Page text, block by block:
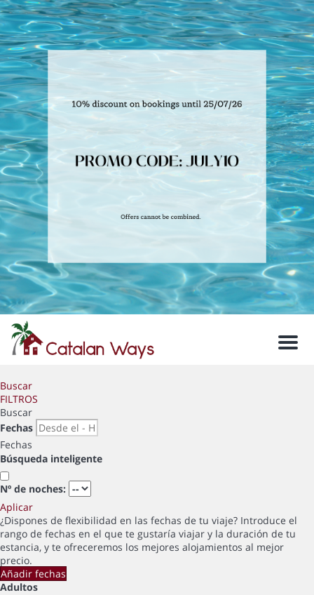
Menu
Buscar
FILTROS
Buscar
Fechas
Fechas
Búsqueda inteligente
Nº de noches:
Aplicar
¿Dispones de flexibilidad en las fechas de tu viaje? Introduce el
rango de fechas en el que te gustaría viajar y la duración de tu
estancia, y te ofreceremos los mejores alojamientos al mejor
precio.
Añadir fechas
Adultos